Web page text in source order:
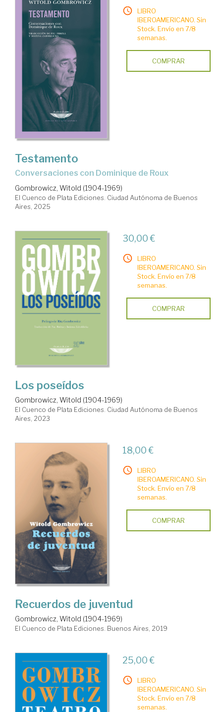
LIBRO
IBEROAMERICANO. Sin
Stock. Envío en 7/8
semanas.
COMPRAR
Testamento
Conversaciones con Dominique de Roux
Gombrowicz, Witold (1904-1969)
El Cuenco de Plata Ediciones. Ciudad Autónoma de Buenos
Aires, 2025
30,00 €
LIBRO
IBEROAMERICANO. Sin
Stock. Envío en 7/8
semanas.
COMPRAR
Los poseídos
Gombrowicz, Witold (1904-1969)
El Cuenco de Plata Ediciones. Ciudad Autónoma de Buenos
Aires, 2023
18,00 €
LIBRO
IBEROAMERICANO. Sin
Stock. Envío en 7/8
semanas.
COMPRAR
Recuerdos de juventud
Gombrowicz, Witold (1904-1969)
El Cuenco de Plata Ediciones. Buenos Aires, 2019
25,00 €
LIBRO
IBEROAMERICANO. Sin
Stock. Envío en 7/8
semanas.